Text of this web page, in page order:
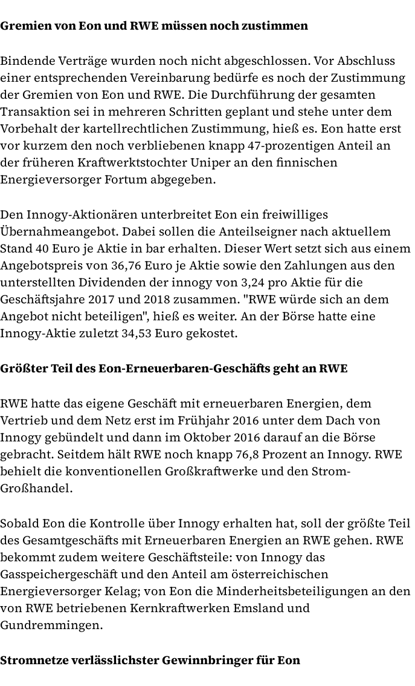
Gremien von Eon und RWE müssen noch zustimmen
Bindende Verträge wurden noch nicht abgeschlossen. Vor Abschluss
einer entsprechenden Vereinbarung bedürfe es noch der Zustimmung
der Gremien von Eon und RWE. Die Durchführung der gesamten
Transaktion sei in mehreren Schritten geplant und stehe unter dem
Vorbehalt der kartellrechtlichen Zustimmung, hieß es. Eon hatte erst
vor kurzem den noch verbliebenen knapp 47-prozentigen Anteil an
der früheren Kraftwerktstochter Uniper an den finnischen
Energieversorger Fortum abgegeben.
Den Innogy-Aktionären unterbreitet Eon ein freiwilliges
Übernahmeangebot. Dabei sollen die Anteilseigner nach aktuellem
Stand 40 Euro je Aktie in bar erhalten. Dieser Wert setzt sich aus einem
Angebotspreis von 36,76 Euro je Aktie sowie den Zahlungen aus den
unterstellten Dividenden der innogy von 3,24 pro Aktie für die
Geschäftsjahre 2017 und 2018 zusammen. "RWE würde sich an dem
Angebot nicht beteiligen", hieß es weiter. An der Börse hatte eine
Innogy-Aktie zuletzt 34,53 Euro gekostet.
Größter Teil des Eon-Erneuerbaren-Geschäfts geht an RWE
RWE hatte das eigene Geschäft mit erneuerbaren Energien, dem
Vertrieb und dem Netz erst im Frühjahr 2016 unter dem Dach von
Innogy gebündelt und dann im Oktober 2016 darauf an die Börse
gebracht. Seitdem hält RWE noch knapp 76,8 Prozent an Innogy. RWE
behielt die konventionellen Großkraftwerke und den Strom-
Großhandel.
Sobald Eon die Kontrolle über Innogy erhalten hat, soll der größte Teil
des Gesamtgeschäfts mit Erneuerbaren Energien an RWE gehen. RWE
bekommt zudem weitere Geschäftsteile: von Innogy das
Gasspeichergeschäft und den Anteil am österreichischen
Energieversorger Kelag; von Eon die Minderheitsbeteiligungen an den
von RWE betriebenen Kernkraftwerken Emsland und
Gundremmingen.
Stromnetze verlässlichster Gewinnbringer für Eon